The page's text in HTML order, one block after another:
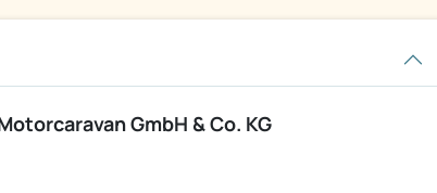
GmbH & Co. KG